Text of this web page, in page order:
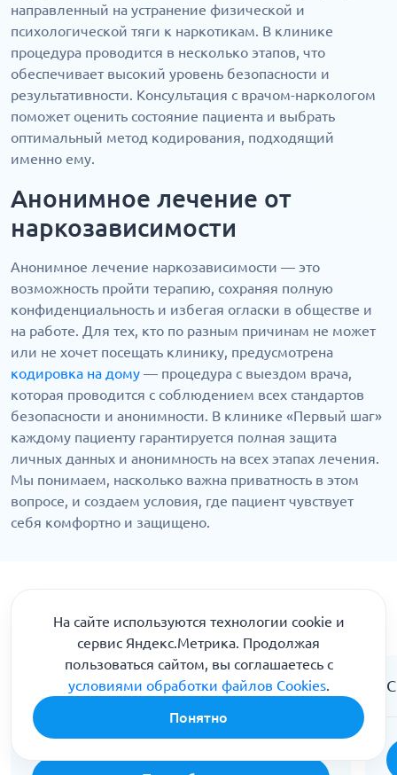
направленный на устранение физической и
психологической тяги к наркотикам. В клинике
процедура проводится в несколько этапов, что
обеспечивает высокий уровень безопасности и
результативности. Консультация с врачом-наркологом
поможет оценить состояние пациента и выбрать
оптимальный метод кодирования, подходящий
именно ему.
Анонимное лечение от
наркозависимости
Анонимное лечение наркозависимости — это
возможность пройти терапию, сохраняя полную
конфиденциальность и избегая огласки в обществе и
на работе. Для тех, кто по разным причинам не может
или не хочет посещать клинику, предусмотрена
кодировка на дому — процедура с выездом врача,
которая проводится с соблюдением всех стандартов
безопасности и анонимности. В клинике «Первый шаг»
каждому пациенту гарантируется полная защита
личных данных и анонимность на всех этапах лечения.
Мы понимаем, насколько важна приватность в этом
вопросе, и создаем условия, где пациент чувствует
себя комфортно и защищено.
Медикаментозное лечение
наркомании
На сайте используются технологии cookie и
сервис Яндекс.Метрика. Продолжая
пользоваться сайтом, вы соглашаетесь с
условиями обработки файлов Cookies.
Понятно